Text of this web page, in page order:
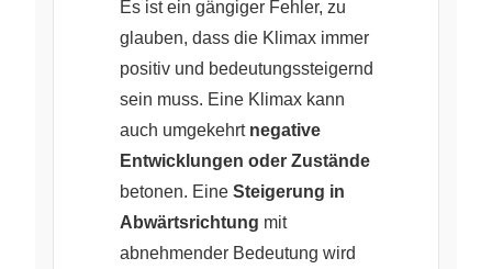
Es ist ein gängiger Fehler, zu
glauben, dass die Klimax immer
positiv und bedeutungssteigernd
sein muss. Eine Klimax kann
auch umgekehrt negative
Entwicklungen oder Zustände
betonen. Eine Steigerung in
Abwärtsrichtung mit
abnehmender Bedeutung wird